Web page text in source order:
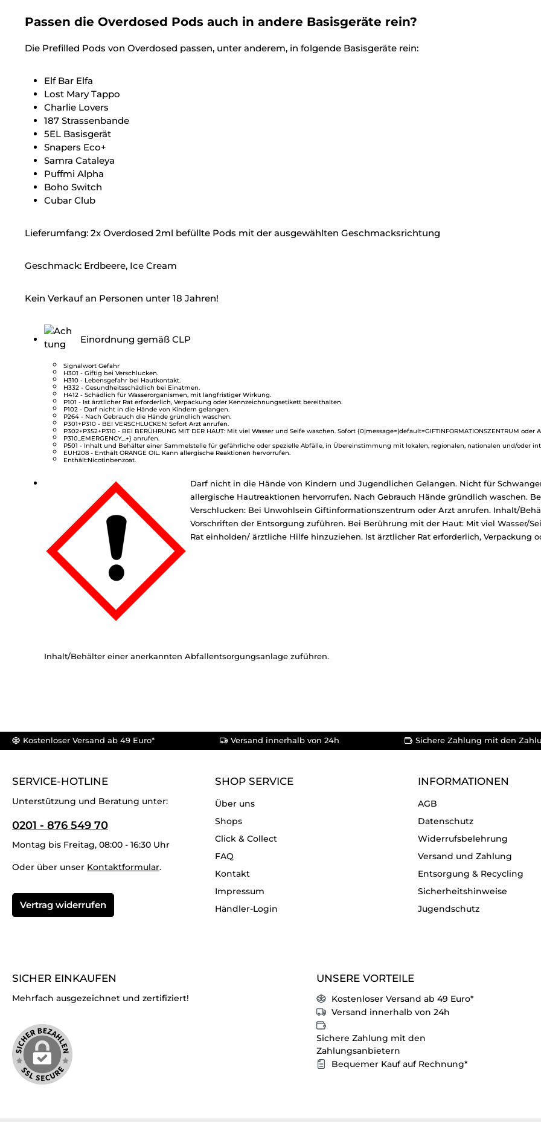
Passen die Overdosed Pods auch in andere Basisgeräte rein?
Die Prefilled Pods von Overdosed passen, unter anderem, in folgende Basisgeräte rein:
Elf Bar Elfa
Lost Mary Tappo
Charlie Lovers
187 Strassenbande
5EL Basisgerät
Snapers Eco+
Samra Cataleya
Puffmi Alpha
Boho Switch
Cubar Club
Lieferumfang: 2x Overdosed 2ml befüllte Pods mit der ausgewählten Geschmacksrichtung
Geschmack: Erdbeere, Ice Cream
Kein Verkauf an Personen unter 18 Jahren!
Einordnung gemäß CLP
Signalwort Gefahr
H301 - Giftig bei Verschlucken.
H310 - Lebensgefahr bei Hautkontakt.
H332 - Gesundheitsschädlich bei Einatmen.
H412 - Schädlich für Wasserorganismen, mit langfristiger Wirkung.
P101 - Ist ärztlicher Rat erforderlich, Verpackung oder Kennzeichnungsetikett bereithalten.
P102 - Darf nicht in die Hände von Kindern gelangen.
P264 - Nach Gebrauch die Hände gründlich waschen.
P301+P310 - BEI VERSCHLUCKEN: Sofort Arzt anrufen.
P302+P352+P310 - BEI BERÜHRUNG MIT DER HAUT: Mit viel Wasser und Seife waschen. Sofort {0|message=|default=GIFTINFORMATIONSZENTRUM oder
P310_EMERGENCY_.+} anrufen.
P501 - Inhalt und Behälter einer Sammelstelle für gefährliche oder spezielle Abfälle, in Übereinstimmung mit lokalen, regionalen, nationalen und/oder
EUH208 - Enthält ORANGE OIL. Kann allergische Reaktionen hervorrufen.
Enthält:Nicotinbenzoat.
Darf nicht in die Hände von Kindern und Jugendlichen Gelangen. Nicht für
allergische Hautreaktionen hervorrufen. Nach Gebrauch Hände gründlich waschen.
Verschlucken: Bei Unwohlsein Giftinformationszentrum oder Arzt anrufen. Inhalt/
Vorschriften der Entsorgung zuführen. Bei Berührung mit der Haut: Mit viel Wasser/
Rat einholden/ ärztliche Hilfe hinzuziehen. Ist ärztlicher Rat erforderlich, Verpackung
Inhalt/Behälter einer anerkannten Abfallentsorgungsanlage zuführen.
Kostenloser Versand ab 49 Euro* Versand innerhalb von 24h Sichere Zahlung mit den
SERVICE-HOTLINE
Unterstützung und Beratung unter:
0201 - 876 549 70
Montag bis Freitag, 08:00 - 16:30 Uhr
Oder über unser Kontaktformular.
Vertrag widerrufen
SHOP SERVICE
Über uns
Shops
Click & Collect
FAQ
Kontakt
Impressum
Händler-Login
INFORMATIONEN
AGB
Datenschutz
Widerrufsbelehrung
Versand und Zahlung
Entsorgung & Recycling
Sicherheitshinweise
Jugendschutz
SICHER EINKAUFEN
Mehrfach ausgezeichnet und zertifiziert!
UNSERE VORTEILE
Kostenloser Versand ab 49 Euro*
Versand innerhalb von 24h
Sichere Zahlung mit den
Zahlungsanbietern
Bequemer Kauf auf Rechnung*